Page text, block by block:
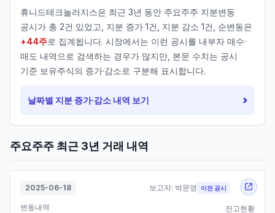
휴니드테크놀러지스은 최근 3년 동안 주요주주 지분변동
공시가 총 2건 있었고, 지분 증가 1건, 지분 감소 1건, 순변동은
+44주로 집계됩니다. 시장에서는 이런 공시를 내부자 매수·
매도 내역으로 검색하는 경우가 많지만, 본문 수치는 공시
기준 보유주식의 증가·감소로 구분해 표시합니다.
날짜별 지분 증가·감소 내역 보기 ›
주요주주 최근 3년 거래 내역
2025-06-18 보고자: 박문영 이전 공시
변동내역
잔고현황